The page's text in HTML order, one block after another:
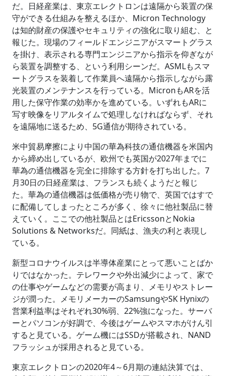
だ。日経産業は、東京エレクトロンは遠隔から装置の保
守ができる仕組みを整えるほか、Micron Technology
は知的財産の保護やセキュリティの強化に取り組む、と
報じた。現場のフィールドエンジニアがスマートグラス
を掛け、表示される専門エンジニアから指示を仰ぎなが
ら装置を調整する、という利用シーンだ。ASMLもスマ
ートグラスを装着して作業員へ遠隔から指示しながら露
光装置のメンテナンスを行っている。MicronもARを活
用した保守作業の効率かを進めている。いずれもARに
写す映像をリアルタイムで処理しなければならず、それ
を遠隔地に送るため、5G通信が期待されている。
米中貿易摩擦により中国の華為科技の通信機器を米国内
から締め出しているが、欧州でも英国が2027年までに
華為の通信機器を完全に排除する方針を打ち出した。7
月30日の日経産業は、フランスも続くようだと報じ
た。華為の通信機器は低価格が売り物で、英国ではすで
に配備してしまったところが多く、徐々に他社製品に替
えていく。ここでの他社製品とはEricssonとNokia
Solutions & Networksだ。同紙は、漁夫の利と表現し
ている。
新型コロナウイルスは半導体産業にとって悪いことばか
りではなかった。テレワークや外出減少によって、家で
の仕事やゲームなどの需要が高まり、メモリやストレー
ジが潤った。メモリメーカーのSamsungやSK Hynixの
営業利益率はそれぞれ30%弱、22%強になった。サーバ
ーとパソコンが好調で、今後はゲームやスマホがけん引
すると見ている。ゲーム機にはSSDが搭載され、NAND
フラッシュが採用されると見ている。
東京エレクトロンの2020年4～6月期の連結決算では、